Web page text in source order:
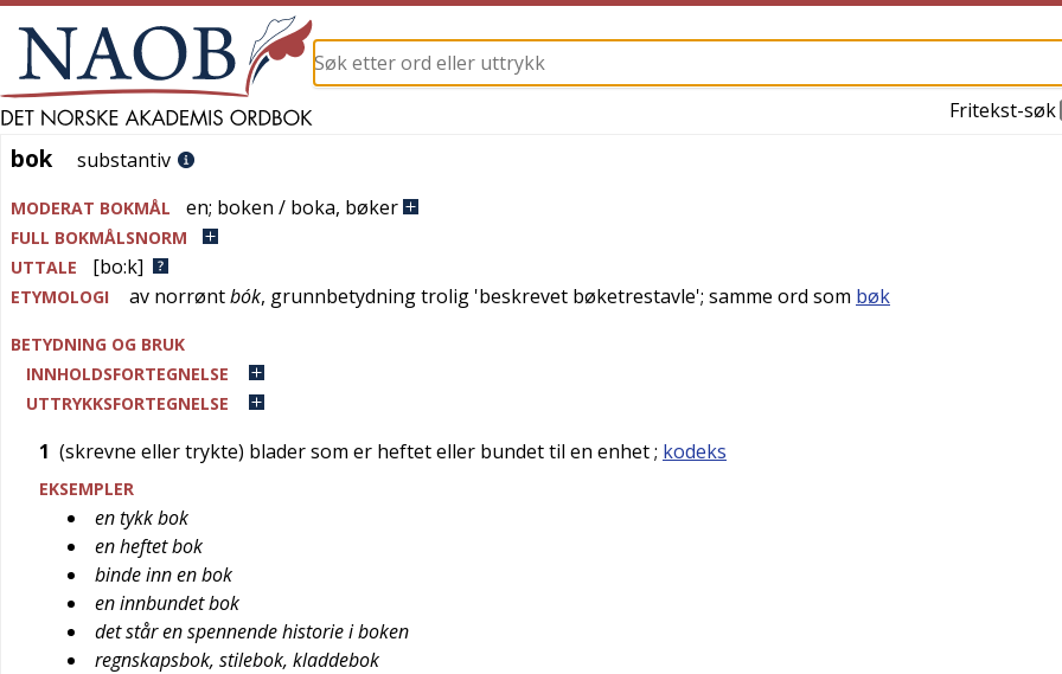
Fritekst-søk
bok
bok substantiv
MODERAT BOKMÅL en; boken / boka, bøker
FULL BOKMÅLSNORM
UTTALE
[bo:k]
ETYMOLOGI av norrøntbók, grunnbetydning trolig 'beskrevet bøketrestavle'; samme ord som bøk
BETYDNING OG BRUK
INNHOLDSFORTEGNELSE
UTTRYKKSFORTEGNELSE
1 (skrevne eller trykte) blader som er heftet eller bundet til en enhet; kodeks
EKSEMPLER
en tykk bok
en heftet bok
binde inn en bok
en innbundet bok
det står en spennende historie i boken
regnskapsbok, stilebok, kladdebok